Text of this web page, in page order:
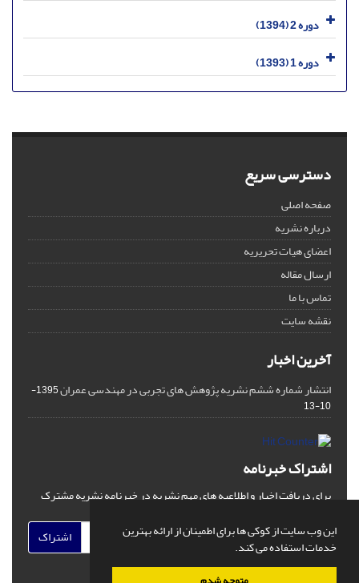
این وب سایت از کوکی ها برای اطمینان از ارائه بهترین
خدمات استفاده می کند.
دوره 2 (1394)
دوره 1 (1393)
دسترسی سریع
صفحه اصلی
درباره نشریه
اعضای هیات تحریریه
ارسال مقاله
تماس با ما
نقشه سایت
آخرین اخبار
انتشار شماره ششم نشریه پژوهش های تجربی در مهندسی عمران
1395-
10-13
اشتراک خبرنامه
برای دریافت اخبار و اطلاعیه های مهم نشریه در خبرنامه نشریه مشترک
اشتراک